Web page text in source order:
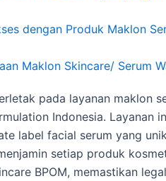
dengan Produk Maklon
Maklon Skincare/ Serum
pada layanan maklon
Indonesia. Layanan
label facial serum yang
setiap produk
BPOM, memastikan